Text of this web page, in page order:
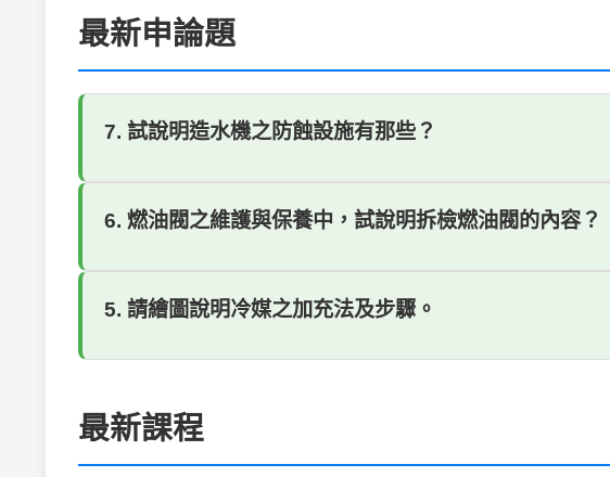
最新申論題
7. 試說明造水機之防蝕設施有那些？
6. 燃油閥之維護與保養中，試說明拆檢燃油閥的內容？
5. 請繪圖說明冷媒之加充法及步驟。
最新課程